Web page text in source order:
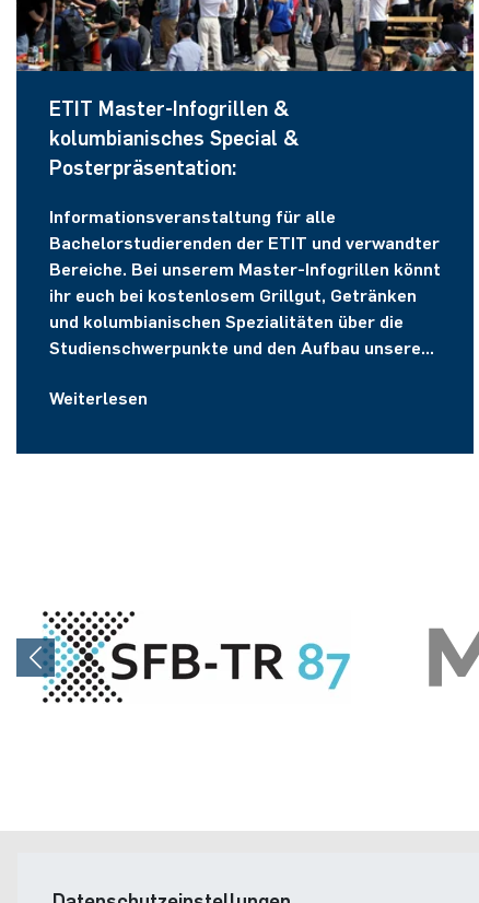
ETIT Master-Infogrillen &
kolumbianisches Special &
Posterpräsentation:
Informationsveranstaltung für alle
Bachelorstudierenden der ETIT und verwandter
Bereiche. Bei unserem Master-Infogrillen könnt
ihr euch bei kostenlosem Grillgut, Getränken
und kolumbianischen Spezialitäten über die
Studienschwerpunkte und den Aufbau unserer
Weiterlesen